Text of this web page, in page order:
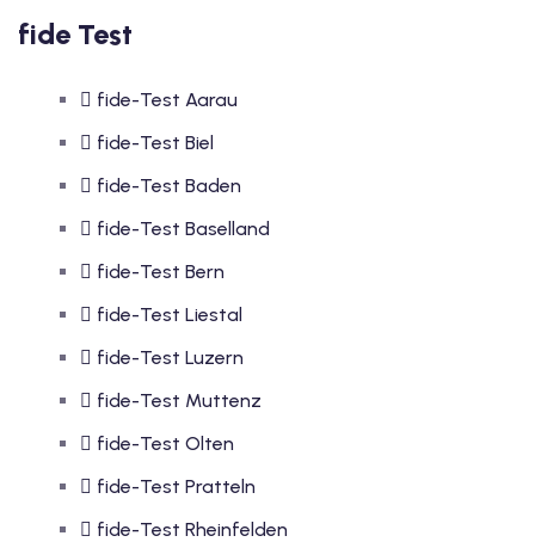
fide Test
fide-Test Aarau
fide-Test Biel
fide-Test Baden
fide-Test Baselland
fide-Test Bern
fide-Test Liestal
fide-Test Luzern
fide-Test Muttenz
fide-Test Olten
fide-Test Pratteln
fide-Test Rheinfelden